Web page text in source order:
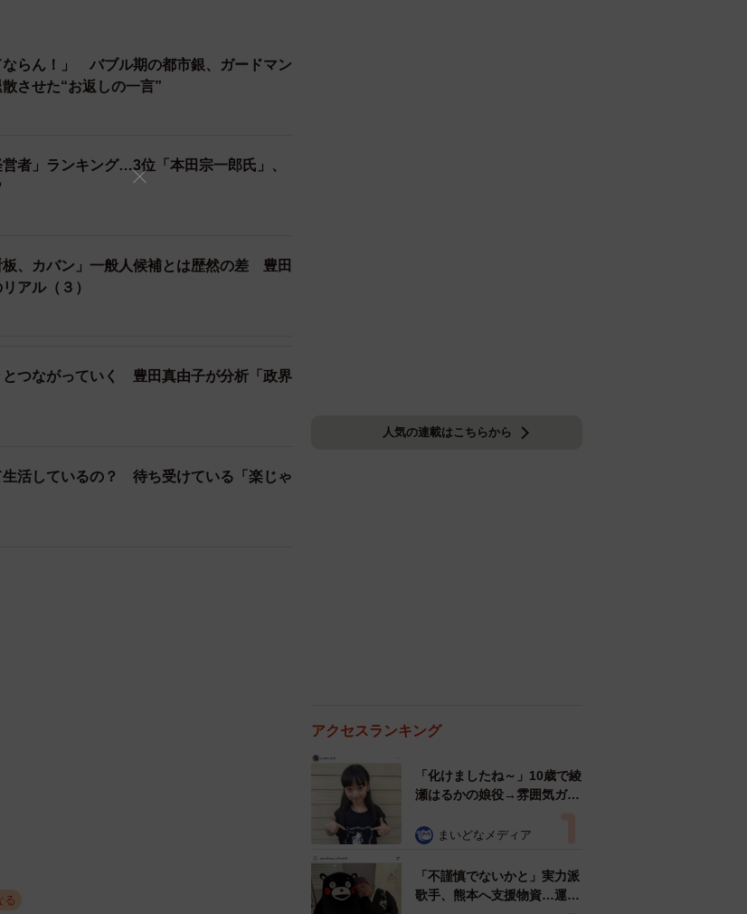
理のアドバイザーになっていた。安倍政
う番頭がしっかりしていて、麻生さんとい
支える存在であると指摘する。
内閣や麻生太郎内閣、そして昨年発足し
閣法９条が定める首相の臨時代理の順位は
上のナンバー２が経済安全保障担当相の
岸田「総裁」に次ぐ党ナンバー２は茂木敏
、党の「副総裁」の職にある。政府与党の
経済産業省）元官僚の松井さんは１９９
０９年には鳩山由紀夫政権で内閣官房副長
の副総理の位置付けは自民党の時から大き
階の「会議室」を副総理の執務室にした
官邸内の指揮系統に混乱が生じたという。
総理に実権を持たせようとしたが、逆に
井さんは「大番頭が旦那の代わりを普段か
らん！」 バブル期の都市銀、ガードマン
させた“お返しの一言”
者」ランキング…3位「本田宗一郎氏」、
、カバン」一般人候補とは歴然の差 豊田
アル（３）
つながっていく 豊田真由子が分析「政界
活しているの？ 待ち受けている「楽じゃ
る
人気の連載はこちらから
アクセスランキング
「化けましたね～」10歳で綾
瀬はるかの娘役→雰囲気ガラ
雰囲気が」「宝塚に入れそ
まいどなメディア
「不謹慎でないかと」実力派
歌手、熊本へ支援物資…運搬